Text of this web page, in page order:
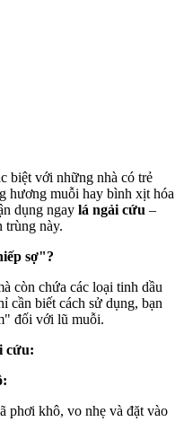
biệt với những nhà có trẻ
hương muỗi hay bình xịt hóa
dụng ngay lá ngải cứu –
trùng này.
sợ"?
còn chứa các loại tinh dầu
cần biết cách sử dụng, bạn
đối với lũ muỗi.
cứu:
phơi khô, vo nhẹ và đặt vào